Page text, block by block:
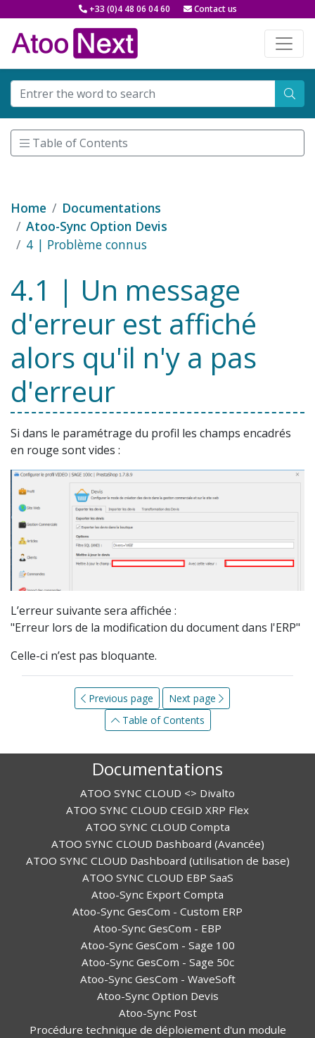
+33 (0)4 48 06 04 60 Contact us
Table of Contents
Home
Documentations
Atoo-Sync Option Devis
4 | Problème connus
4.1 | Un message
d'erreur est affiché
alors qu'il n'y a pas
d'erreur
Si dans le paramétrage du profil les champs encadrés
en rouge sont vides :
L’erreur suivante sera affichée :
"Erreur lors de la modification du document dans l'ERP"
Celle-ci n’est pas bloquante.
Previous page
Next page
Table of Contents
Documentations
ATOO SYNC CLOUD <> Divalto
ATOO SYNC CLOUD CEGID XRP Flex
ATOO SYNC CLOUD Compta
ATOO SYNC CLOUD Dashboard (Avancée)
ATOO SYNC CLOUD Dashboard (utilisation de base)
ATOO SYNC CLOUD EBP SaaS
Atoo-Sync Export Compta
Atoo-Sync GesCom - Custom ERP
Atoo-Sync GesCom - EBP
Atoo-Sync GesCom - Sage 100
Atoo-Sync GesCom - Sage 50c
Atoo-Sync GesCom - WaveSoft
Atoo-Sync Option Devis
Atoo-Sync Post
Procédure technique de déploiement d'un module